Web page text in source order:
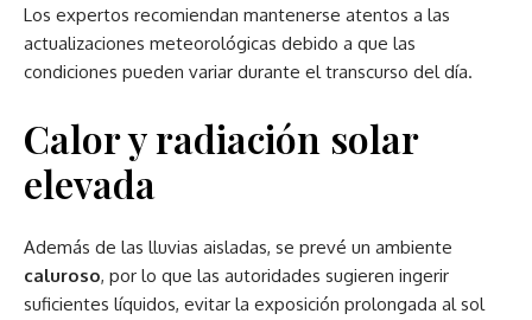
Los expertos recomiendan mantenerse atentos a las
actualizaciones meteorológicas debido a que las
condiciones pueden variar durante el transcurso del día.
Calor y radiación solar
elevada
Además de las lluvias aisladas, se prevé un ambiente
caluroso, por lo que las autoridades sugieren ingerir
suficientes líquidos, evitar la exposición prolongada al sol